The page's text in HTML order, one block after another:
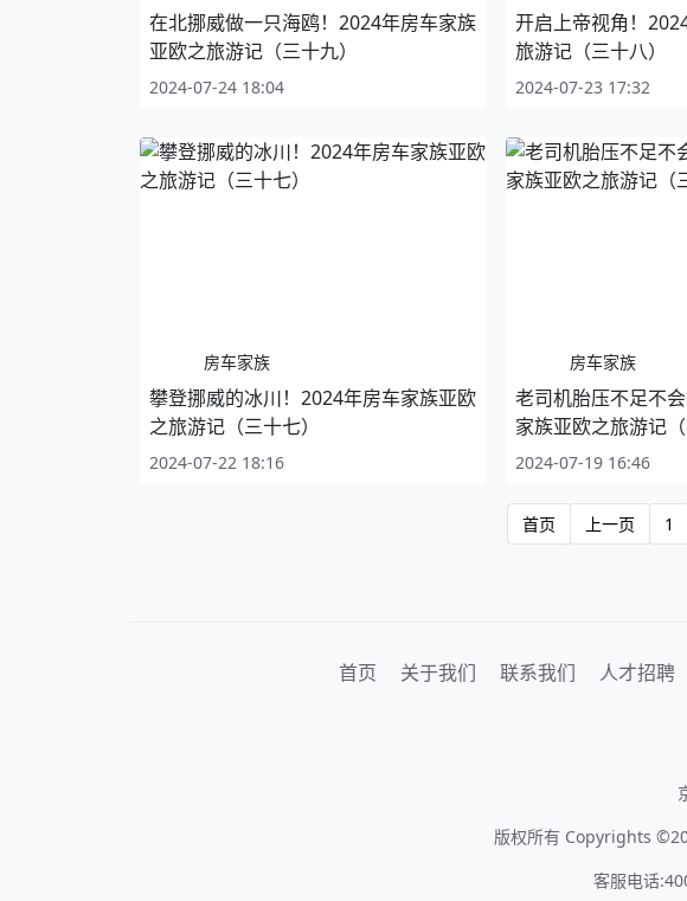
在北挪威做一只海鸥！2024年房车家族
亚欧之旅游记（三十九）
2024-07-24 18:04
开启上帝视角！
旅游记（三十八）
2024-07-23 17:32
房车家族
攀登挪威的冰川！2024年房车家族亚欧
之旅游记（三十七）
2024-07-22 18:16
房车家族
老司机胎压不足不
家族亚欧之旅游记（
2024-07-19 16:46
首页 上一页 1
首页 关于我们 联系我们 人才招聘
版权所有 Copyrights
客服电话